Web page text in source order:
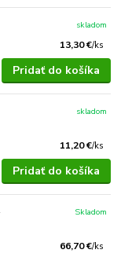
13,30 €/ks
skladom
Pridať do košíka
11,20 €/ks
skladom
Pridať do košíka
66,70 €/ks
Skladom